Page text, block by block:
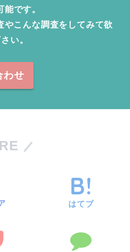
です。
こんな調査をしてみて欲
い。
わせ
はてブ